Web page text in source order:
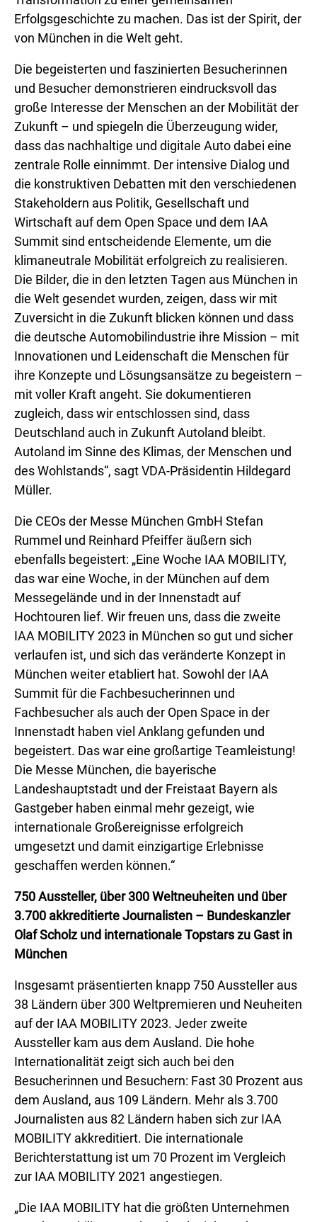
Erfolgsgeschichte zu machen. Das ist der Spirit, der
von München in die Welt geht.
Die begeisterten und faszinierten Besucherinnen
und Besucher demonstrieren eindrucksvoll das
große Interesse der Menschen an der Mobilität der
Zukunft – und spiegeln die Überzeugung wider,
dass das nachhaltige und digitale Auto dabei eine
zentrale Rolle einnimmt. Der intensive Dialog und
die konstruktiven Debatten mit den verschiedenen
Stakeholdern aus Politik, Gesellschaft und
Wirtschaft auf dem Open Space und dem IAA
Summit sind entscheidende Elemente, um die
klimaneutrale Mobilität erfolgreich zu realisieren.
Die Bilder, die in den letzten Tagen aus München in
die Welt gesendet wurden, zeigen, dass wir mit
Zuversicht in die Zukunft blicken können und dass
die deutsche Automobilindustrie ihre Mission – mit
Innovationen und Leidenschaft die Menschen für
ihre Konzepte und Lösungsansätze zu begeistern –
mit voller Kraft angeht. Sie dokumentieren
zugleich, dass wir entschlossen sind, dass
Deutschland auch in Zukunft Autoland bleibt.
Autoland im Sinne des Klimas, der Menschen und
des Wohlstands“, sagt VDA-Präsidentin Hildegard
Müller.
Die CEOs der Messe München GmbH Stefan
Rummel und Reinhard Pfeiffer äußern sich
ebenfalls begeistert: „Eine Woche IAA MOBILITY,
das war eine Woche, in der München auf dem
Messegelände und in der Innenstadt auf
Hochtouren lief. Wir freuen uns, dass die zweite
IAA MOBILITY 2023 in München so gut und sicher
verlaufen ist, und sich das veränderte Konzept in
München weiter etabliert hat. Sowohl der IAA
Summit für die Fachbesucherinnen und
Fachbesucher als auch der Open Space in der
Innenstadt haben viel Anklang gefunden und
begeistert. Das war eine großartige Teamleistung!
Die Messe München, die bayerische
Landeshauptstadt und der Freistaat Bayern als
Gastgeber haben einmal mehr gezeigt, wie
internationale Großereignisse erfolgreich
umgesetzt und damit einzigartige Erlebnisse
geschaffen werden können.“
750 Aussteller, über 300 Weltneuheiten und über
3.700 akkreditierte Journalisten – Bundeskanzler
Olaf Scholz und internationale Topstars zu Gast in
München
Insgesamt präsentierten knapp 750 Aussteller aus
38 Ländern über 300 Weltpremieren und Neuheiten
auf der IAA MOBILITY 2023. Jeder zweite
Aussteller kam aus dem Ausland. Die hohe
Internationalität zeigt sich auch bei den
Besucherinnen und Besuchern: Fast 30 Prozent aus
dem Ausland, aus 109 Ländern. Mehr als 3.700
Journalisten aus 82 Ländern haben sich zur IAA
MOBILITY akkreditiert. Die internationale
Berichterstattung ist um 70 Prozent im Vergleich
zur IAA MOBILITY 2021 angestiegen.
„Die IAA MOBILITY hat die größten Unternehmen